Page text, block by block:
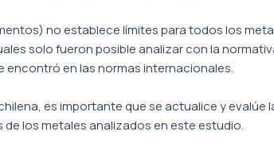
no establece límites para todos los
solo fueron posible analizar con la
en las normas internacionales.
es importante que se actualice y evalúe
los metales analizados en este estudio.